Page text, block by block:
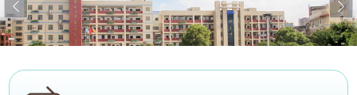
 